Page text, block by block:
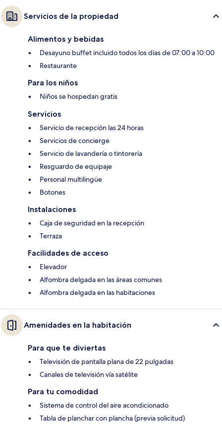
Servicios de la propiedad
Alimentos y bebidas
Desayuno buffet incluido todos los días de 07:00 a 10:00
Restaurante
Para los niños
Niños se hospedan gratis
Servicios
Servicio de recepción las 24 horas
Servicios de concierge
Servicio de lavandería o tintorería
Resguardo de equipaje
Personal multilingüe
Botones
Instalaciones
Caja de seguridad en la recepción
Terraza
Facilidades de acceso
Elevador
Alfombra delgada en las áreas comunes
Alfombra delgada en las habitaciones
Amenidades en la habitación
Para que te diviertas
Televisión de pantalla plana de 22 pulgadas
Canales de televisión vía satélite
Para tu comodidad
Sistema de control del aire acondicionado
Tabla de planchar con plancha (previa solicitud)